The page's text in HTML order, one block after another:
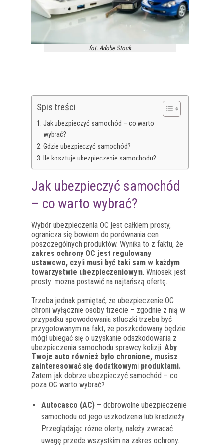
fot. Adobe Stock
Spis treści
Jak ubezpieczyć samochód – co warto
wybrać?
Gdzie ubezpieczyć samochód?
Ile kosztuje ubezpieczenie samochodu?
Jak ubezpieczyć samochód
– co warto wybrać?
Wybór ubezpieczenia OC jest całkiem prosty,
ogranicza się bowiem do porównania cen
poszczególnych produktów. Wynika to z faktu, że
zakres ochrony OC jest regulowany
ustawowo, czyli musi być taki sam w każdym
towarzystwie ubezpieczeniowym. Wniosek jest
prosty: można postawić na najtańszą ofertę.
Trzeba jednak pamiętać, że ubezpieczenie OC
chroni wyłącznie osoby trzecie – zgodnie z nią w
przypadku spowodowania stłuczki trzeba być
przygotowanym na fakt, że poszkodowany będzie
mógł ubiegać się o uzyskanie odszkodowania z
ubezpieczenia samochodu sprawcy kolizji. Aby
Twoje auto również było chronione, musisz
zainteresować się dodatkowymi produktami.
Zatem jak dobrze ubezpieczyć samochód – co
poza OC warto wybrać?
Autocasco (AC) – dobrowolne ubezpieczenie
samochodu od jego uszkodzenia lub kradzieży.
Przeglądając różne oferty, należy zwracać
uwagę przede wszystkim na zakres ochrony.